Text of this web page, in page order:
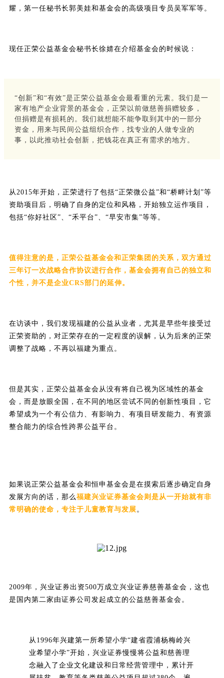
耀，第一任秘书长郭美娃和基金会的高级项目专员吴军军等。
现任正荣公益基金会秘书长徐婧在介绍基金会的时候说：
“创新”和“有效”是正荣公益基金会最看重的元素。我们是一
家有地产企业背景的基金会，正荣以前做慈善捐赠较多，
但捐赠是有损耗的。我们就想能不能争取到其中的一部分
资金，用来与民间公益组织合作，找专业的人做专业的
事，以此推动社会创新，把钱花在真正有需求的地方。
从2015年开始，正荣进行了包括“正荣微公益”和“桥畔计划”等
资助项目后，明确了自身的定位和风格，开始独立运作项目，
包括“你好社区”、“禾平台”、“早安市集”等等。
值得注意的是，正荣公益基金会和正荣集团的关系，双方通过
三年订一次战略合作协议进行合作，基金会拥有自己的独立和
个性，并不是企业CRS部门的延伸。
在访谈中，我们发现福建的公益从业者，尤其是早些年接受过
正荣资助的，对正荣存在的一定程度的误解，认为后来的正荣
调整了战略，不再以福建为重点。
但是其实，正荣公益基金会从没有将自己视为区域性的基金
会，而是放眼全国，在不同的地区尝试不同的创新性项目，它
希望成为一个有公信力、有影响力、有项目研发能力、有资源
整合能力的综合性跨界公益平台。
如果说正荣公益基金会和恒申基金会是在摸索后逐步确定自身
发展方向的话，那么 福建兴业证券基金会则是从一开始就有非
常明确的使命，专注于儿童教育与发展 。
2009年，兴业证券出资500万成立兴业证券慈善基金会，这也
是国内第二家由证券公司发起成立的公益慈善基金会。
从1996年兴建第一所希望小学“建省霞浦杨梅岭兴
业希望小学”开始，兴业证券慢慢将公益和慈善理
念融入了企业文化建设和日常经营管理中，累计开